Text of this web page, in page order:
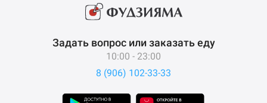
Задать вопрос или заказать еду
10:00 - 23:00
8 (906) 102-33-33